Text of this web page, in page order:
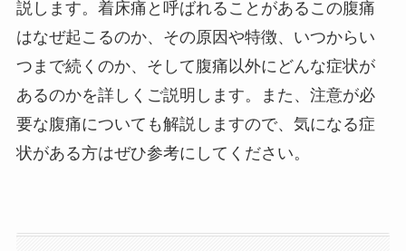
説します。着床痛と呼ばれることがあるこの腹痛
はなぜ起こるのか、その原因や特徴、いつからい
つまで続くのか、そして腹痛以外にどんな症状が
あるのかを詳しくご説明します。また、注意が必
要な腹痛についても解説しますので、気になる症
状がある方はぜひ参考にしてください。